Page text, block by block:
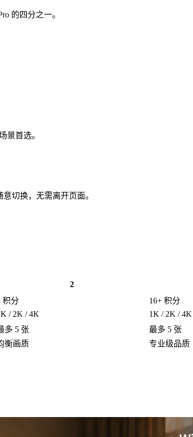
的四分之一。
景首选。
意切换，无需离开页面。
2
积分
16+ 积分
/ 2K / 4K
1K / 2K / 4K
多 5 张
最多 5 张
衡画质 专业级品质